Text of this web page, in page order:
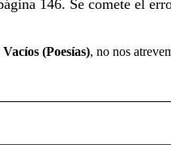
146. Se comete el
(Poesías), no nos